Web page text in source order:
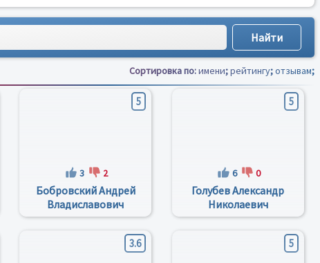
Сортировка по:имени;рейтингу;отзывам;
5
3 2
Бобровский Андрей
Владиславович
5
6 0
Голубев Александр
Николаевич
3.6 5